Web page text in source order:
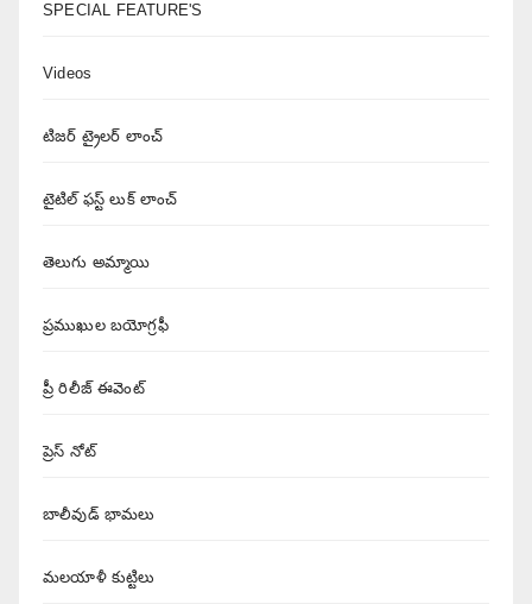
SPECIAL FEATURE'S
Videos
టిజర్ ట్రైలర్ లాంచ్
టైటిల్ ఫస్ట్ లుక్ లాంచ్
తెలుగు అమ్మాయి
ప్రముఖుల బయోగ్రఫీ
ప్రీ రిలీజ్ ఈవెంట్
ప్రెస్ నోట్
బాలీవుడ్ భామలు
మలయాళీ కుట్టిలు